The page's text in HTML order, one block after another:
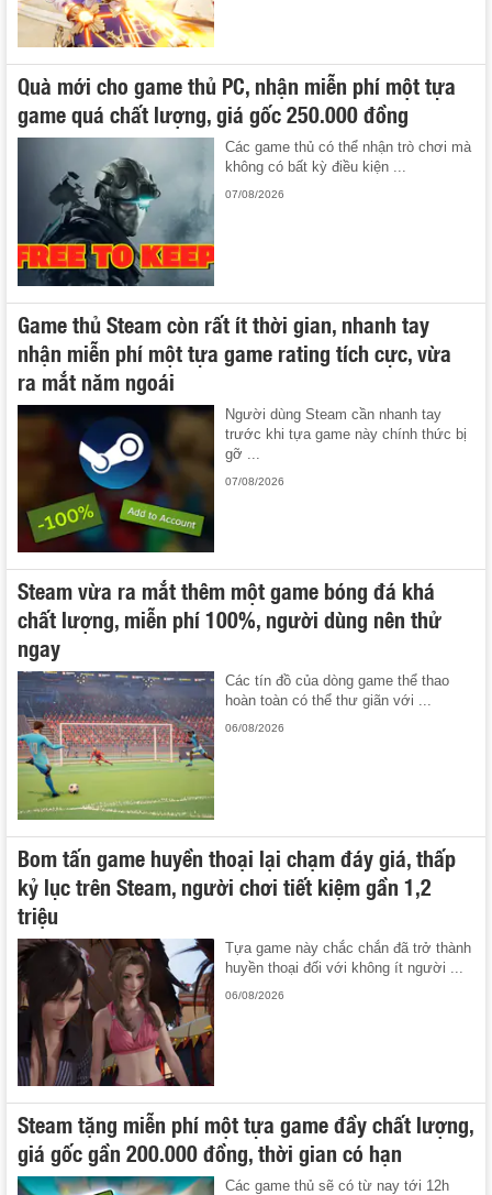
Quà mới cho game thủ PC, nhận miễn phí một tựa
game quá chất lượng, giá gốc 250.000 đồng
Các game thủ có thể nhận trò chơi mà
không có bất kỳ điều kiện ...
07/08/2026
Game thủ Steam còn rất ít thời gian, nhanh tay
nhận miễn phí một tựa game rating tích cực, vừa
ra mắt năm ngoái
Người dùng Steam cần nhanh tay
trước khi tựa game này chính thức bị
gỡ ...
07/08/2026
Steam vừa ra mắt thêm một game bóng đá khá
chất lượng, miễn phí 100%, người dùng nên thử
ngay
Các tín đồ của dòng game thể thao
hoàn toàn có thể thư giãn với ...
06/08/2026
Bom tấn game huyền thoại lại chạm đáy giá, thấp
kỷ lục trên Steam, người chơi tiết kiệm gần 1,2
triệu
Tựa game này chắc chắn đã trở thành
huyền thoại đối với không ít người ...
06/08/2026
Steam tặng miễn phí một tựa game đầy chất lượng,
giá gốc gần 200.000 đồng, thời gian có hạn
Các game thủ sẽ có từ nay tới 12h